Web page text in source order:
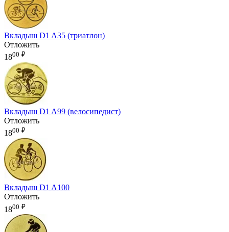
Вкладыш D1 A35 (триатлон)
Отложить
1800 ₽
Вкладыш D1 A99 (велосипедист)
Отложить
1800 ₽
Вкладыш D1 A100
Отложить
1800 ₽